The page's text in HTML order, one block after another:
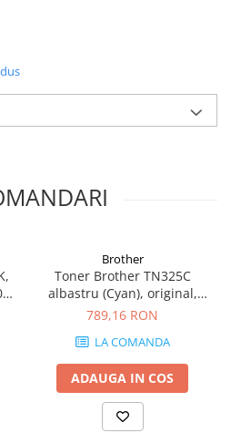
Brother
Toner Brother TN325C
albastru (Cyan), original,
3500 pagini
789,16 RON
LA COMANDA
ADAUGA IN COS